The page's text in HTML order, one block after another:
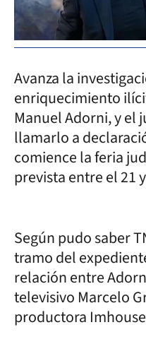
Avanza la
enriquecimiento
Manuel Adorni, y el
llamarlo a
comience la feria
prevista entre el 21
Según pudo saber
tramo del
relación entre
televisivo Marcelo
productora